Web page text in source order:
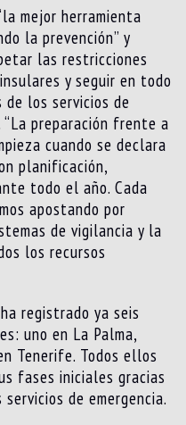
mejor herramienta
la prevención” y
las restricciones
y seguir en todo
de los servicios de
preparación frente a
cuando se declara
planificación,
todo el año. Cada
apostando por
de vigilancia y la
los recursos
registrado ya seis
uno en La Palma,
Tenerife. Todos ellos
fases iniciales gracias
de emergencia.